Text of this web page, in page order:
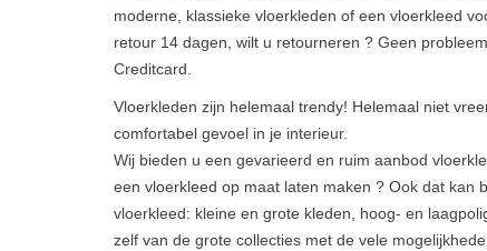
moderne, klassieke vloerkleden of een vloerkleed
retour 14 dagen, wilt u retourneren ? Geen
Creditcard.
Vloerkleden zijn helemaal trendy! Helemaal niet
comfortabel gevoel in je interieur.
Wij bieden u een gevarieerd en ruim aanbod
een vloerkleed op maat laten maken ? Ook dat kan
vloerkleed: kleine en grote kleden, hoog- en
zelf van de grote collecties met de vele